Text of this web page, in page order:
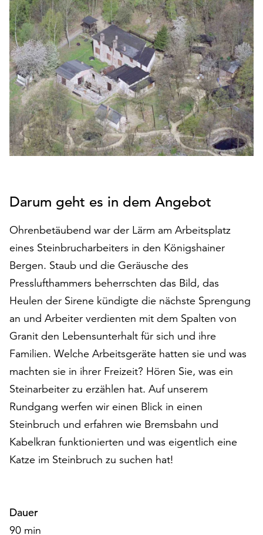
den
Betrieb
der
Seite
notwendig
sind
(funktionale
Cookies),
sowie
solche,
die
lediglich
Statistikzwecken
werden.
Klicken
Sie
auf
„Alle
akzeptieren“,
um
alle
Cookies
zu
akzeptieren.
Sie
Ihr
Einverständnis
jederzeit
und
steht
Ihnen
Darum geht es in dem Angebot
Ohrenbetäubend war der Lärm am Arbeitsplatz
eines Steinbrucharbeiters in den Königshainer
Bergen. Staub und die Geräusche des
Presslufthammers beherrschten das Bild, das
Heulen der Sirene kündigte die nächste Sprengung
an und Arbeiter verdienten mit dem Spalten von
Granit den Lebensunterhalt für sich und ihre
Familien. Welche Arbeitsgeräte hatten sie und was
machten sie in ihrer Freizeit? Hören Sie, was ein
Steinarbeiter zu erzählen hat. Auf unserem
Rundgang werfen wir einen Blick in einen
Steinbruch und erfahren wie Bremsbahn und
Kabelkran funktionierten und was eigentlich eine
Katze im Steinbruch zu suchen hat!
Dauer
90 min